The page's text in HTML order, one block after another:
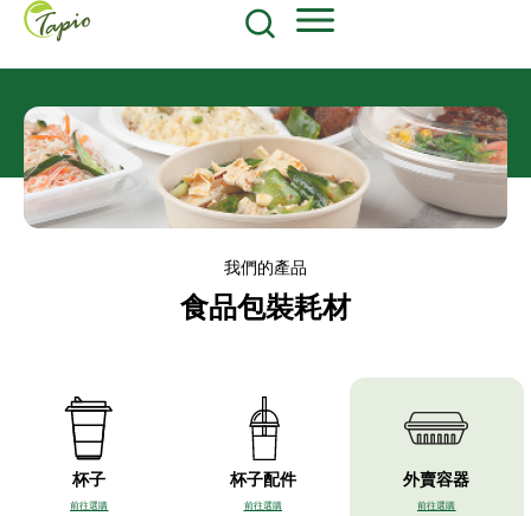
我們的產品
食品包裝耗材
杯子
前往選購
杯子配件
前往選購
外賣容器
前往選購